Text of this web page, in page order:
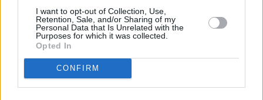
I want to opt-out of Collection, Use,
Retention, Sale, and/or Sharing of my
Personal Data that Is Unrelated with the
Purposes for which it was collected.
Opted In
CONFIRM
ΠερισσότερεςΕιδήσεις σήμερα
Οριστικό: Η επικίνδυνη ελληνική συνήθεια
που φέρνει πρόστιμο έως και 2000 ευρώ